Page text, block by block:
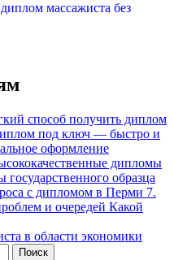
массажиста без
способ получить диплом
под ключ — быстро и
оформление
дипломы
образца
с дипломом в Перми 7.
и очередей Какой
в области экономики